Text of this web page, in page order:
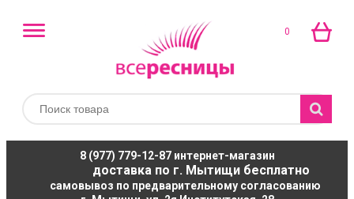
0
8 (977) 779-12-87интернет-магазин
доставка по г. Мытищи бесплатно
самовывоз по предварительному согласованию